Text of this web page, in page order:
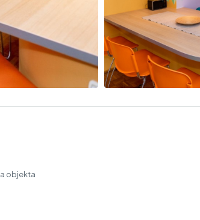
objekta